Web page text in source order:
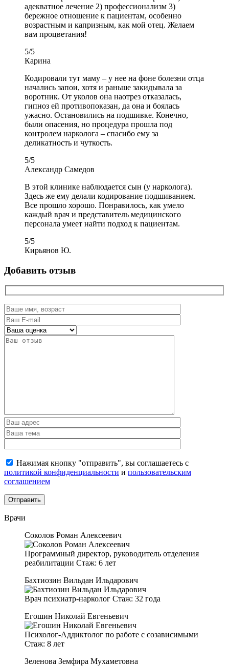
адекватное лечение 2) профессионализм 3)
бережное отношение к пациентам, особенно
возрастным и капризным, как мой отец. Желаем
вам процветания!
5/5
Карина
Кодировали тут маму – у нее на фоне болезни отца
начались запои, хотя и раньше закидывала за
воротник. От уколов она наотрез отказалась,
гипноз ей противопоказан, да она и боялась
ужасно. Остановились на подшивке. Конечно,
были опасения, но процедура прошла под
контролем нарколога – спасибо ему за
деликатность и чуткость.
5/5
Александр Самедов
В этой клинике наблюдается сын (у нарколога).
Здесь же ему делали кодирование подшиванием.
Все прошло хорошо. Понравилось, как умело
каждый врач и представитель медицинского
персонала умеет найти подход к пациентам.
5/5
Кирьянов Ю.
Добавить отзыв
Нажимая кнопку "отправить", вы соглашаетесь с
политикой конфиденциальности и пользовательским
соглашением
Врачи
Соколов Роман Алексеевич
Программный директор, руководитель отделения
реабилитации Стаж: 6 лет
Бахтиозин Вильдан Ильдарович
Врач психиатр-нарколог Стаж: 32 года
Егошин Николай Евгеньевич
Психолог-Аддиктолог по работе с созависимыми
Стаж: 8 лет
Зеленова Земфира Мухаметовна